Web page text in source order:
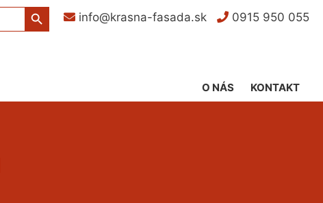
Search Button
info@krasna-fasada.sk
0915 950 055
KONTAKT
O NÁS